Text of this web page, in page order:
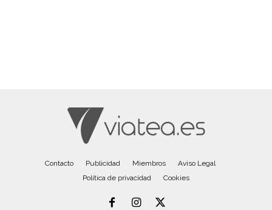
Contacto Publicidad Miembros
Aviso Legal
Política de privacidad
Cookies